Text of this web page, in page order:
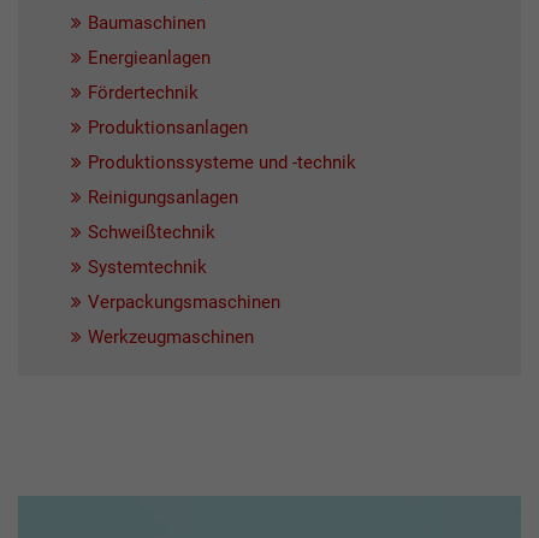
Baumaschinen
Energieanlagen
Fördertechnik
Produktionsanlagen
Produktionssysteme und -technik
Reinigungsanlagen
Schweißtechnik
Systemtechnik
Verpackungsmaschinen
Werkzeugmaschinen